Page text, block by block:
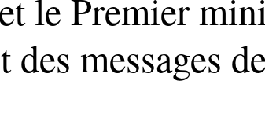
le Premier
des messages